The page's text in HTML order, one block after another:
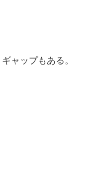
ャップもある。